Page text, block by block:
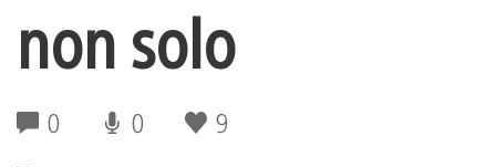
non solo
0 0 9